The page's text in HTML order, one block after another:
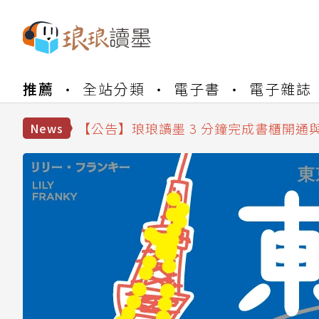
推薦 全站分類 電子書 電子雜誌
News
【公告】琅琅書店服務升級重要說明及
【公告】琅琅讀墨書櫃開通常見問題
【公告】琅琅書店服務升級重要說明及